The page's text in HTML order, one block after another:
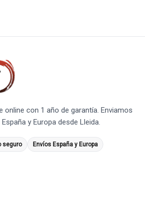
online con 1 año de garantía. Enviamos
y Europa desde Lleida.
seguro Envíos España y Europa